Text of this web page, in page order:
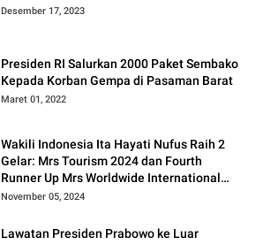
Desember 17, 2023
Presiden RI Salurkan 2000 Paket Sembako
Kepada Korban Gempa di Pasaman Barat
Maret 01, 2022
Wakili Indonesia Ita Hayati Nufus Raih 2
Gelar: Mrs Tourism 2024 dan Fourth
Runner Up Mrs Worldwide International
2024, di Pemilihan Mrs Worldwide 2024
November 05, 2024
Lawatan Presiden Prabowo ke Luar